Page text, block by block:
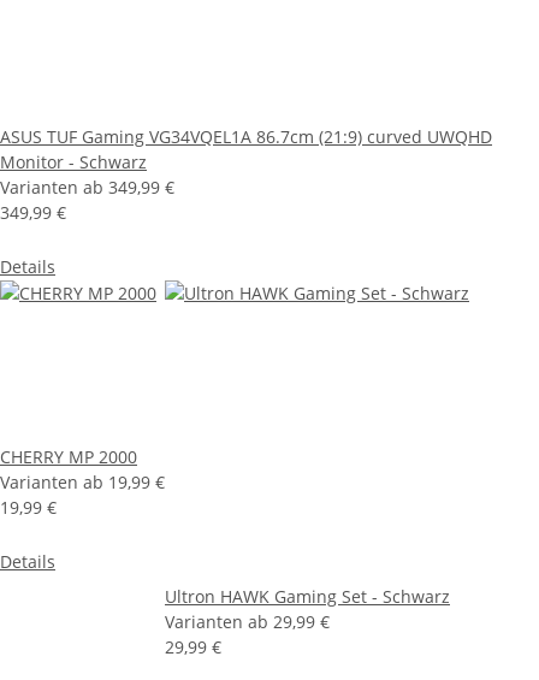
ASUS TUF Gaming VG34VQEL1A 86.7cm (21:9) curved UWQHD
Monitor - Schwarz
Varianten ab 349,99 €
349,99 €
Details
CHERRY MP 2000
Varianten ab 19,99 €
19,99 €
Details
Ultron HAWK Gaming Set - Schwarz
Varianten ab 29,99 €
29,99 €